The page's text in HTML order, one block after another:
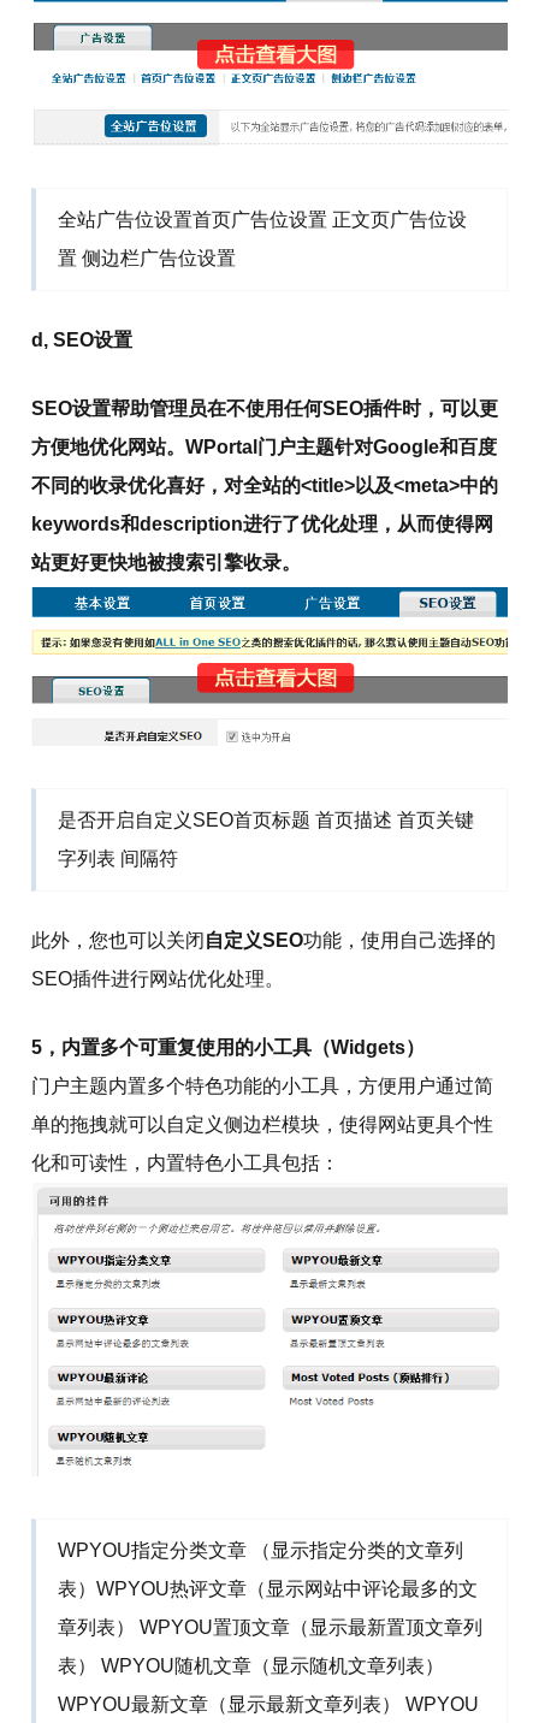
全站广告位设置首页广告位设置 正文页广告位设
置 侧边栏广告位设置
d, SEO设置
SEO设置帮助管理员在不使用任何SEO插件时，可以更
方便地优化网站。WPortal门户主题针对Google和百度
不同的收录优化喜好，对全站的<title>以及<meta>中的
keywords和description进行了优化处理，从而使得网
站更好更快地被搜索引擎收录。
是否开启自定义SEO首页标题 首页描述 首页关键
字列表 间隔符
此外，您也可以关闭 自定义SEO功能，使用自己选择的
SEO插件进行网站优化处理。
5，内置多个可重复使用的小工具（Widgets）
门户主题内置多个特色功能的小工具，方便用户通过简
单的拖拽就可以自定义侧边栏模块，使得网站更具个性
化和可读性，内置特色小工具包括：
WPYOU指定分类文章 （显示指定分类的文章列
表）WPYOU热评文章（显示网站中评论最多的文
章列表） WPYOU置顶文章（显示最新置顶文章列
表） WPYOU随机文章（显示随机文章列表）
WPYOU最新文章（显示最新文章列表） WPYOU